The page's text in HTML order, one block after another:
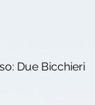
Due Bicchieri